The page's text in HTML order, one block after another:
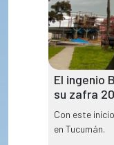
El ingenio
su zafra
Con este
en Tucumán.